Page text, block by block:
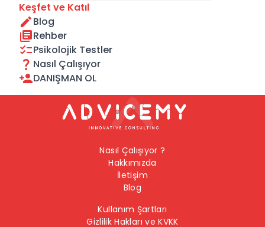
Keşfet ve Katıl
Blog
Rehber
Psikolojik Testler
Nasıl Çalışıyor
DANIŞMAN OL
Nasıl Çalışıyor ?
Hakkımızda
İletişim
Blog
Kullanım Şartları
Gizlilik Hakları ve KVKK